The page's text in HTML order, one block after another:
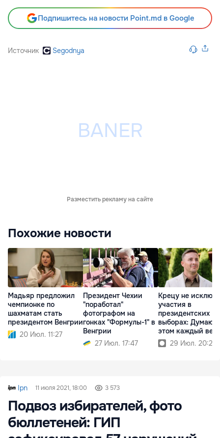
Подпишитесь на новости Point.md в Google
Источник Segodnya
Разместить рекламу на сайте
Похожие новости
Мадьяр предложил
чемпионке по
шахматам стать
президентом Венгрии
20 Июл. 11:27
Президент Чехии
"поработал"
фотографом на
гонках "Формулы-1" в
Венгрии
27 Июл. 17:47
Крецу не
участия в
президентских
выборах: Думаю
этом каждый
29 Июл. 20:23
Ipn 11 июля 2021, 18:00 3 573
Подвоз избирателей, фото
бюллетеней: ГИП